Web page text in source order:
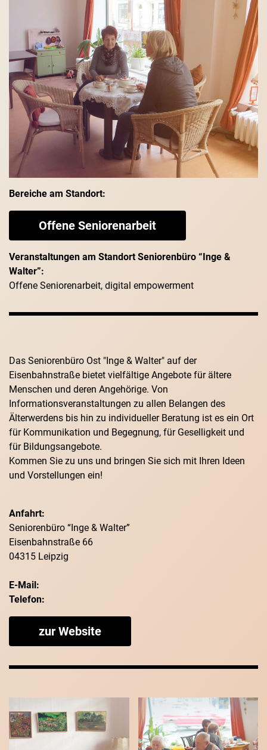
Bereiche am Standort:
Offene Seniorenarbeit
Veranstaltungen am Standort Seniorenbüro “Inge &
Walter”:
Offene Seniorenarbeit, digital empowerment
Das Seniorenbüro Ost "Inge & Walter" auf der
Eisenbahnstraße bietet vielfältige Angebote für ältere
Menschen und deren Angehörige. Von
Informationsveranstaltungen zu allen Belangen des
Älterwerdens bis hin zu individueller Beratung ist es ein Ort
für Kommunikation und Begegnung, für Geselligkeit und
für Bildungsangebote.
Kommen Sie zu uns und bringen Sie sich mit Ihren Ideen
und Vorstellungen ein!
Anfahrt:
Seniorenbüro “Inge & Walter”
Eisenbahnstraße 66
04315 Leipzig
E-Mail:
Telefon:
zur Website